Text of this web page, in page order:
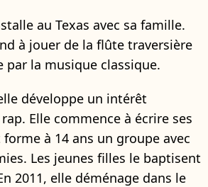
au Texas avec sa famille.
à jouer de la flûte traversière
par la musique classique.
développe un intérêt
Elle commence à écrire ses
à 14 ans un groupe avec
Les jeunes filles le baptisent
2011, elle déménage dans le